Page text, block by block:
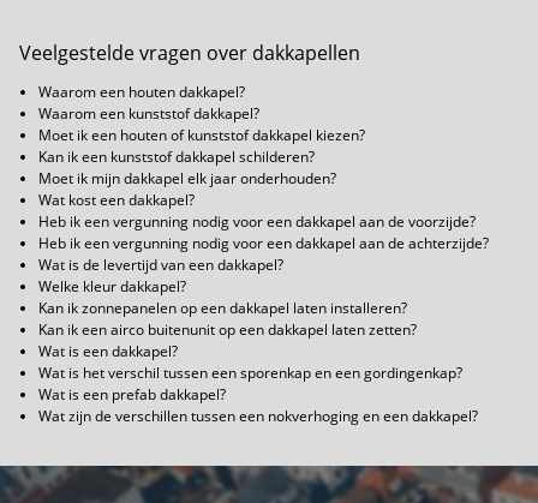
Veelgestelde vragen over dakkapellen
Waarom een houten dakkapel?
Waarom een kunststof dakkapel?
Moet ik een houten of kunststof dakkapel kiezen?
Kan ik een kunststof dakkapel schilderen?
Moet ik mijn dakkapel elk jaar onderhouden?
Wat kost een dakkapel?
Heb ik een vergunning nodig voor een dakkapel aan de voorzijde?
Heb ik een vergunning nodig voor een dakkapel aan de achterzijde?
Wat is de levertijd van een dakkapel?
Welke kleur dakkapel?
Kan ik zonnepanelen op een dakkapel laten installeren?
Kan ik een airco buitenunit op een dakkapel laten zetten?
Wat is een dakkapel?
Wat is het verschil tussen een sporenkap en een gordingenkap?
Wat is een prefab dakkapel?
Wat zijn de verschillen tussen een nokverhoging en een dakkapel?